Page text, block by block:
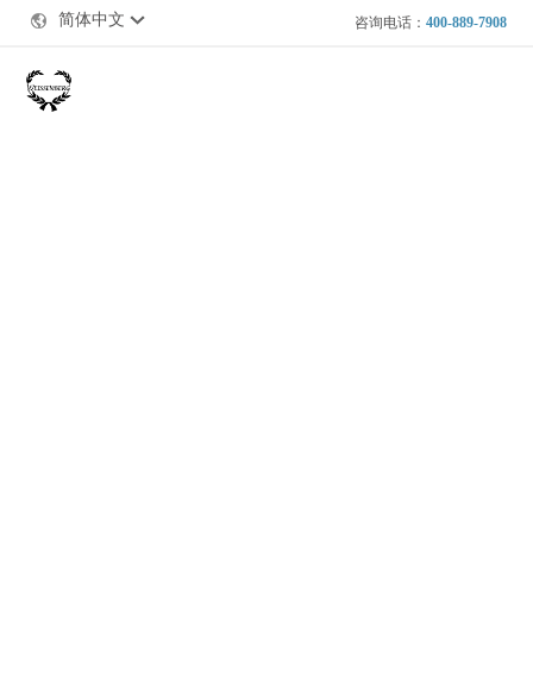
简体中文 咨询电话： 400-889-7908